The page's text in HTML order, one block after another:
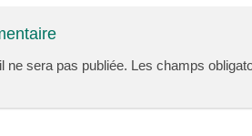
ne sera pas publiée. Les champs